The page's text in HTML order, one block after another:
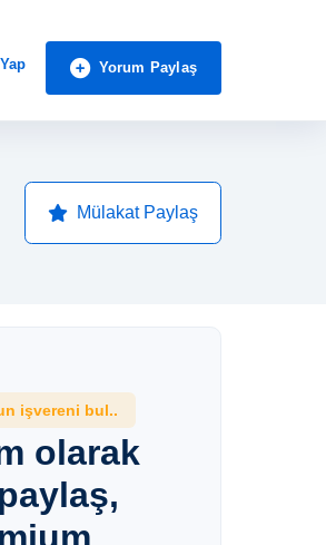
Yorum Paylaş
Mülakat Paylaş
işvereni bul..
olarak